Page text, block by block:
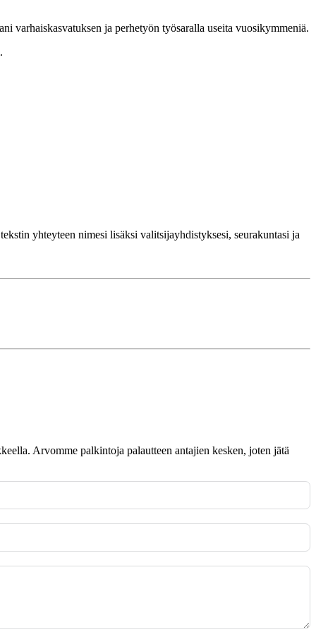
varhaiskasvatuksen ja perhetyön työsaralla useita vuosikymmeniä.
yhteyteen nimesi lisäksi valitsijayhdistyksesi, seurakuntasi ja
Arvomme palkintoja palautteen antajien kesken, joten jätä